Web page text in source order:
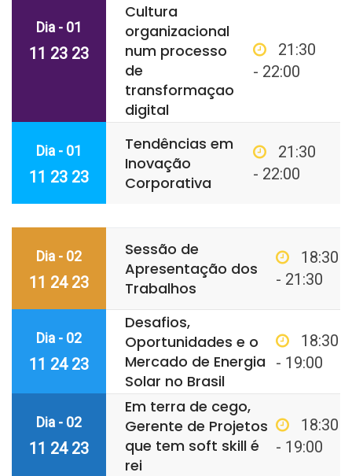
Dia - 01
11 23 23
Cultura
organizacional
num processo
de
transformaçao
digital
21:30
- 22:00
Dia - 01
11 23 23
Tendências em
Inovação
Corporativa
21:30
- 22:00
Dia - 02
11 24 23
Sessão de
Apresentação dos
Trabalhos
18:30
- 21:30
Dia - 02
11 24 23
Desafios,
Oportunidades e o
Mercado de Energia
Solar no Brasil
18:30
- 19:00
Dia - 02
11 24 23
Em terra de cego,
Gerente de Projetos
que tem soft skill é
rei
18:30
- 19:00